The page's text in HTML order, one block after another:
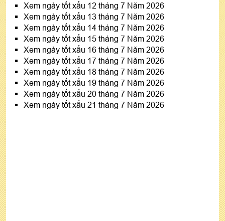
Xem ngày tốt xấu 12 tháng 7 Năm 2026
Xem ngày tốt xấu 13 tháng 7 Năm 2026
Xem ngày tốt xấu 14 tháng 7 Năm 2026
Xem ngày tốt xấu 15 tháng 7 Năm 2026
Xem ngày tốt xấu 16 tháng 7 Năm 2026
Xem ngày tốt xấu 17 tháng 7 Năm 2026
Xem ngày tốt xấu 18 tháng 7 Năm 2026
Xem ngày tốt xấu 19 tháng 7 Năm 2026
Xem ngày tốt xấu 20 tháng 7 Năm 2026
Xem ngày tốt xấu 21 tháng 7 Năm 2026